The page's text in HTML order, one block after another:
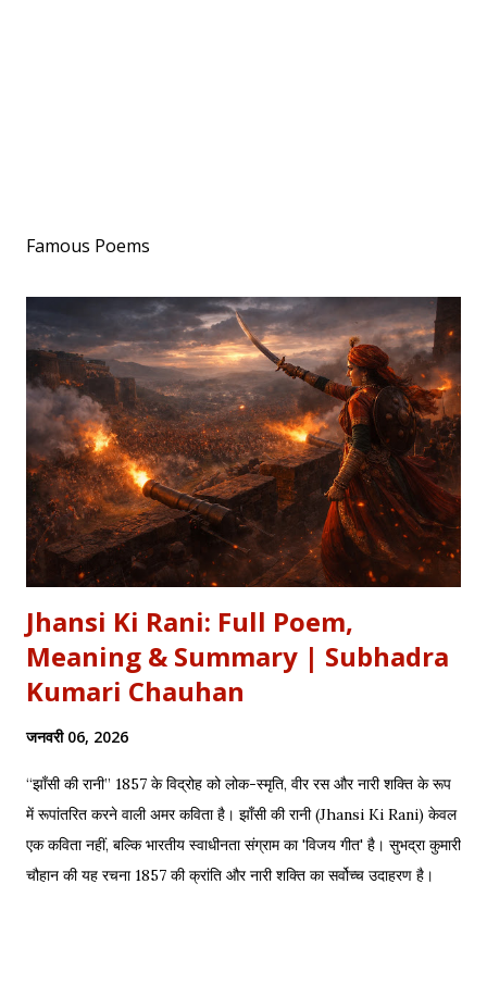
Famous Poems
Jhansi Ki Rani: Full Poem,
Meaning & Summary | Subhadra
Kumari Chauhan
जनवरी 06, 2026
“झाँसी की रानी” 1857 के विद्रोह को लोक-स्मृति, वीर रस और नारी शक्ति के रूप
में रूपांतरित करने वाली अमर कविता है। झाँसी की रानी (Jhansi Ki Rani) केवल
एक कविता नहीं, बल्कि भारतीय स्वाधीनता संग्राम का 'विजय गीत' है। सुभद्रा कुमारी
चौहान की यह रचना 1857 की क्रांति और नारी शक्ति का सर्वोच्च उदाहरण है।